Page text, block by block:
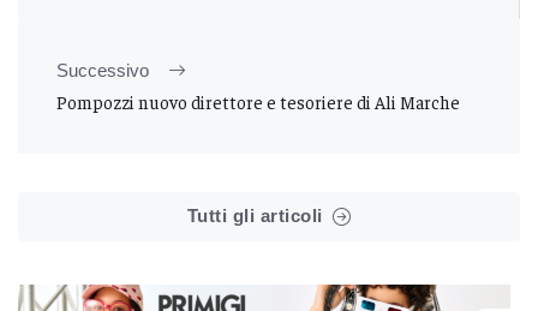
Successivo
Pompozzi nuovo direttore e tesoriere di Ali Marche
Tutti gli articoli